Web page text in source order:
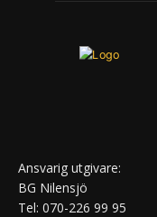
Ansvarig utgivare:
BG Nilensjö
Tel: 070-226 99 95